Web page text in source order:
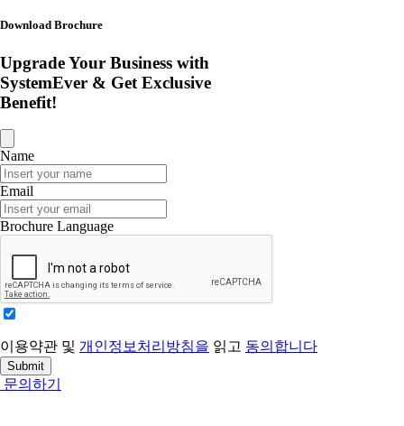
Download Brochure
Upgrade Your Business with
SystemEver & Get Exclusive
Benefit!
Name
Email
Brochure Language
이용약관 및 개인정보처리방침을 읽고 동의합니다
Submit
문의하기